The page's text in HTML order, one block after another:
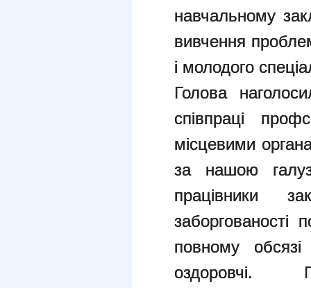
навчальному
вивчення
і молодого
Голова
співпраці
місцевими
за нашою
працівники
заборгованості
повному обсязі
оздоровчі.